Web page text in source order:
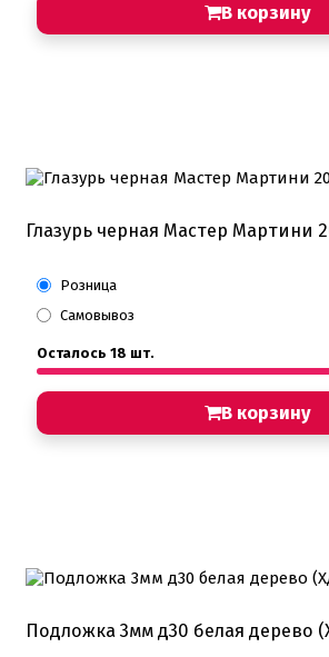
В корзину
Глазурь черная Мастер Мартини
Розница
Самовывоз
Осталось 18 шт.
В корзину
Подложка 3мм д30 белая дерево